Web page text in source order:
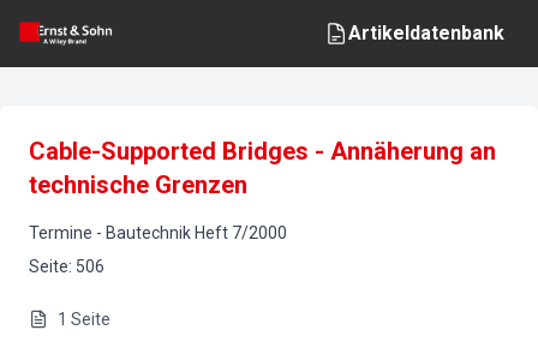
Artikeldatenbank
Cable-Supported Bridges - Annäherung an
technische Grenzen
Termine - Bautechnik Heft 7/2000
Seite: 506
1 Seite